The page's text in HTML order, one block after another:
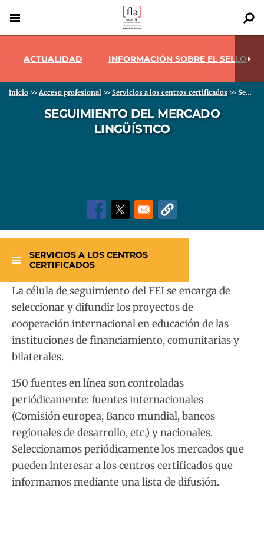
contenido
ACTUALIDAD INFORMACIÓN SOBRE EL SELLO
Sobrescribir enlaces de ayuda a la navegación
Inicio >> Acceso profesional >> Servicios a los centros certificados >> Seguimiento del mercado lingüístico
SEGUIMIENTO DEL MERCADO
LINGÜÍSTICO
La célula de seguimiento del FEI se encarga de
seleccionar y difundir los proyectos de
cooperación internacional en educación de las
instituciones de financiamiento, comunitarias y
bilaterales.
150 fuentes en línea son controladas
periódicamente: fuentes internacionales
(Comisión europea, Banco mundial, bancos
regionales de desarrollo, etc.) y nacionales.
Seleccionamos periódicamente los mercados que
pueden interesar a los centros certificados que
informamos mediante una lista de difusión.
SERVICIOS A LOS CENTROS
CERTIFICADOS